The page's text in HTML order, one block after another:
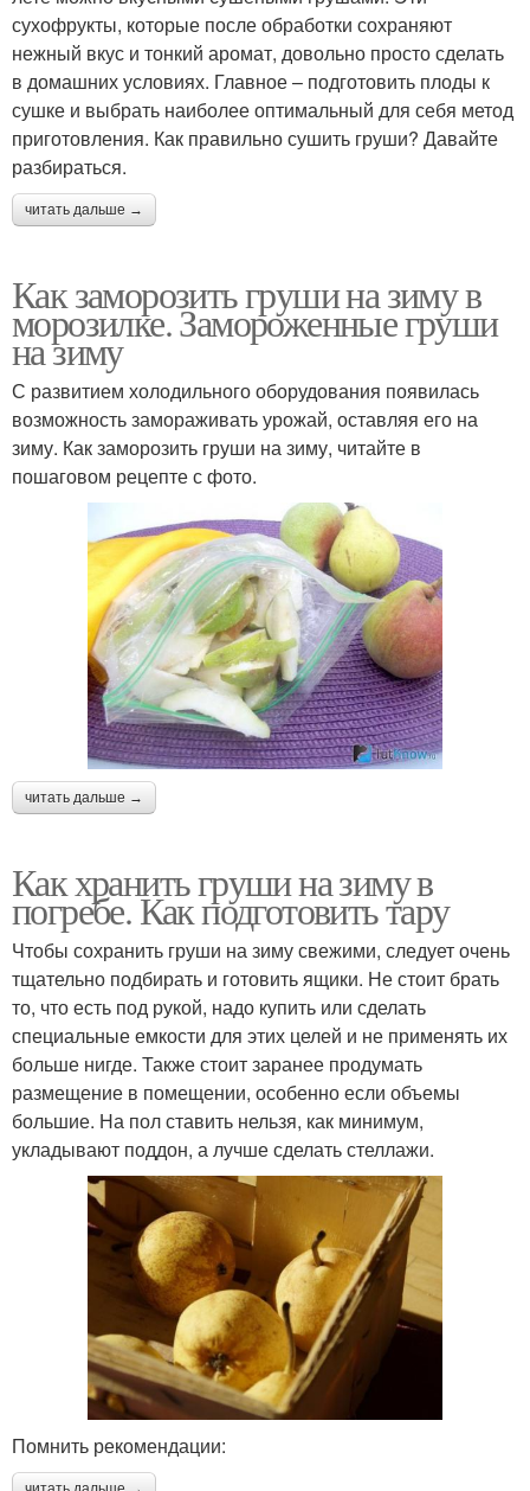
сухофрукты, которые после обработки сохраняют
нежный вкус и тонкий аромат, довольно просто сделать
в домашних условиях. Главное – подготовить плоды к
сушке и выбрать наиболее оптимальный для себя метод
приготовления. Как правильно сушить груши? Давайте
разбираться.
читать дальше →
Как заморозить груши на зиму в
морозилке. Замороженные груши
на зиму
С развитием холодильного оборудования появилась
возможность замораживать урожай, оставляя его на
зиму. Как заморозить груши на зиму, читайте в
пошаговом рецепте с фото.
читать дальше →
Как хранить груши на зиму в
погребе. Как подготовить тару
Чтобы сохранить груши на зиму свежими, следует очень
тщательно подбирать и готовить ящики. Не стоит брать
то, что есть под рукой, надо купить или сделать
специальные емкости для этих целей и не применять их
больше нигде. Также стоит заранее продумать
размещение в помещении, особенно если объемы
большие. На пол ставить нельзя, как минимум,
укладывают поддон, а лучше сделать стеллажи.
Помнить рекомендации: